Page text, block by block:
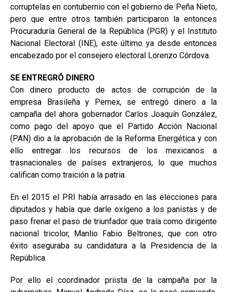
corruptelas en contubernio con el gobierno de Peña Nieto,
pero que entre otros también participaron la entonces
Procuraduría General de la República (PGR) y el Instituto
Nacional Electoral (INE), este último ya desde entonces
encabezado por el consejero electoral Lorenzo Córdova.
SE ENTREGRÓ DINERO
Con dinero producto de actos de corrupción de la
empresa Brasileña y Pemex, se entregó dinero a la
campaña del ahora gobernador Carlos Joaquín González,
como pago del apoyo que el Partido Acción Nacional
(PAN) dio a la aprobación de la Reforma Energética y con
ello entregar los recursos de los mexicanos a
trasnacionales de países extranjeros, lo que muchos
califican como traición a la patria.
En el 2015 el PRI había arrasado en las elecciones para
diputados y había que darle oxígeno a los panistas y de
paso frenar el paso de triunfador que traía como dirigente
nacional tricolor, Manlio Fabio Beltrones, que con otro
éxito aseguraba su candidatura a la Presidencia de la
República.
Por ello el coordinador priista de la campaña por la